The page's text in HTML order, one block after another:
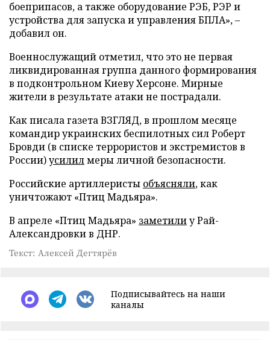
боеприпасов, а также оборудование РЭБ, РЭР и
устройства для запуска и управления БПЛА», –
добавил он.
Военнослужащий отметил, что это не первая
ликвидированная группа данного формирования
в подконтрольном Киеву Херсоне. Мирные
жители в результате атаки не пострадали.
Как писала газета ВЗГЛЯД, в прошлом месяце
командир украинских беспилотных сил Роберт
Бровди (в списке террористов и экстремистов в
России)усилилмеры личной безопасности.
Российские артиллеристы объясняли, как
уничтожают «Птиц Мадьяра».
В апреле «Птиц Мадьяра» заметилиу Рай-
Александровки в ДНР.
Текст: Алексей Дегтярёв
Подписывайтесь на наши
каналы